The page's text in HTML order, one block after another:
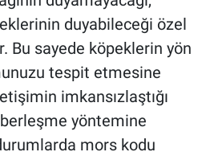
duyabileceği özel
Bu sayede köpeklerin yön
tespit etmesine
imkansızlaştığı
yöntemine
mors kodu